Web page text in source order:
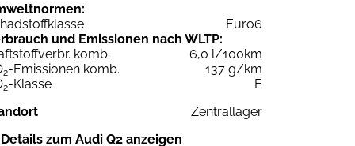
Euro6
und Emissionen nach WLTP:
komb.
6,0 l/100km
2-Emissionen komb.
137 g/km
2-Klasse
E
Zentrallager
zum Audi Q2 anzeigen